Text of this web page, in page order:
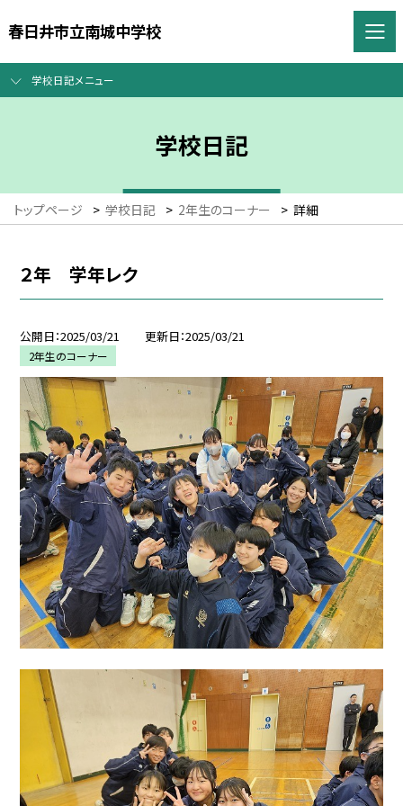
春日井市立南城中学校
学校日記メニュー
学校日記
トップページ > 学校日記 > 2年生のコーナー > 詳細
２年 学年レク
公開日 2025/03/21 更新日 2025/03/21
2年生のコーナー